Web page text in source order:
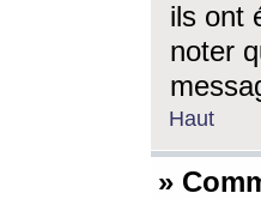
ils ont
noter
Haut
»